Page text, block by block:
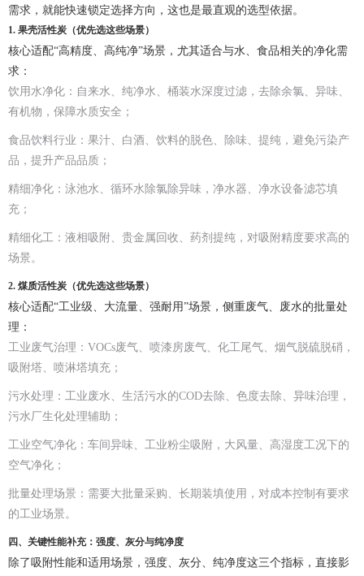
需求，就能快速锁定选择方向，这也是最直观的选型依据。
1. 果壳活性炭（优先选这些场景）
核心适配“高精度、高纯净”场景，尤其适合与水、食品相关的净化需
求：
饮用水净化：自来水、纯净水、桶装水深度过滤，去除余氯、异味、
有机物，保障水质安全；
食品饮料行业：果汁、白酒、饮料的脱色、除味、提纯，避免污染产
品，提升产品品质；
精细净化：泳池水、循环水除氯除异味，净水器、净水设备滤芯填
充；
精细化工：液相吸附、贵金属回收、药剂提纯，对吸附精度要求高的
场景。
2. 煤质活性炭（优先选这些场景）
核心适配“工业级、大流量、强耐用”场景，侧重废气、废水的批量处
理：
工业废气治理：VOCs废气、喷漆房废气、化工尾气、烟气脱硫脱硝，
吸附塔、喷淋塔填充；
污水处理：工业废水、生活污水的COD去除、色度去除、异味治理，
污水厂生化处理辅助；
工业空气净化：车间异味、工业粉尘吸附，大风量、高湿度工况下的
空气净化；
批量处理场景：需要大批量采购、长期装填使用，对成本控制有要求
的工业场景。
四、关键性能补充：强度、灰分与纯净度
除了吸附性能和适用场景，强度、灰分、纯净度这三个指标，直接影